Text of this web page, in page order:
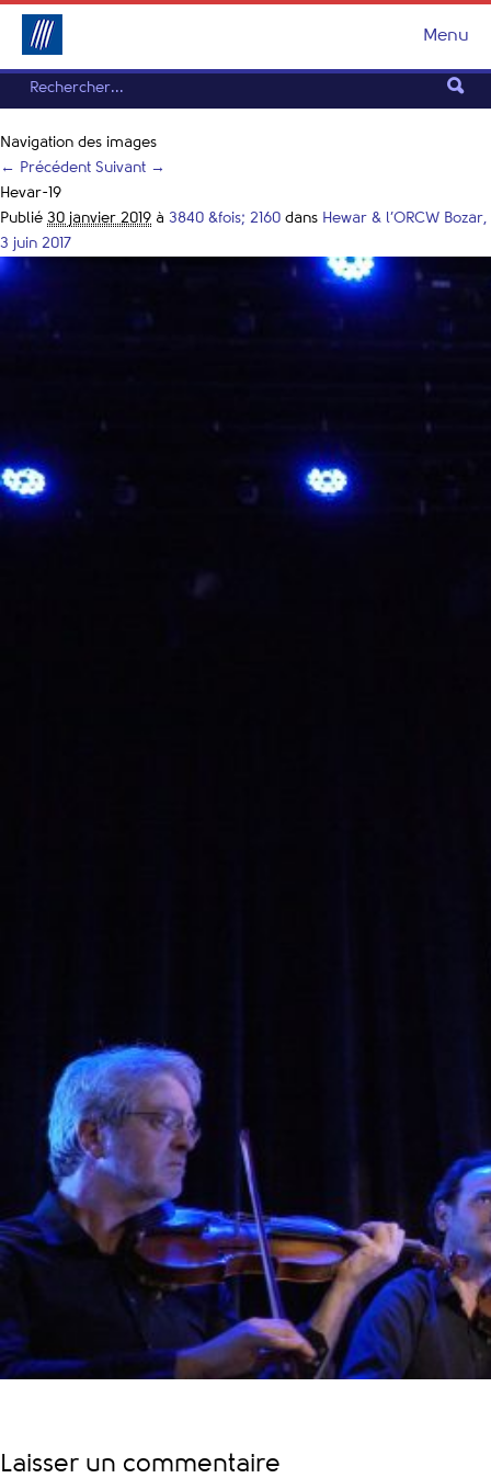
Menu
Navigation des images
← Précédent Suivant →
Hevar-19
Publié 30 janvier 2019 à 3840 &fois; 2160 dans Hewar & l’ORCW Bozar,
3 juin 2017
Laisser un commentaire